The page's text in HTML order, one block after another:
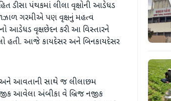
ડીસા પંથકમાં લીલા વૃક્ષોની આડેધડ
ગરમીએ પણ વૃક્ષનું મહત્વ
આડેધડ વૃક્ષછેદન કરી આ વિસ્તારને
હતી. આજે કાયદેસર અને બિનકાયદેસર
અને આવતાની સાથે જ લીલાછમ
આવેલા અંબીકા વે બ્રિજ નજીક